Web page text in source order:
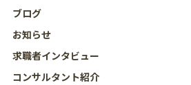
ブログ
お知らせ
求職者インタビュー
コンサルタント紹介